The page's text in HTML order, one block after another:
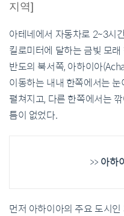
지역]
아테네에서 자동차로 2~3시
킬로미터에 달하는 금빛 모
반도의 북서쪽, 아하이아
이동하는 내내 한쪽에서는
펼쳐지고, 다른 한쪽에서는
틈이 없었다.
>> 아하
먼저 아하이아의 주요 도시